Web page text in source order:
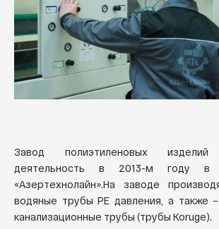
Завод полиэтиленовых
деятельность в 2013-м году в
«Азертехнолайн».На заводе
водяные трубы PE давления, а также
канализационные трубы (трубы Koruge).